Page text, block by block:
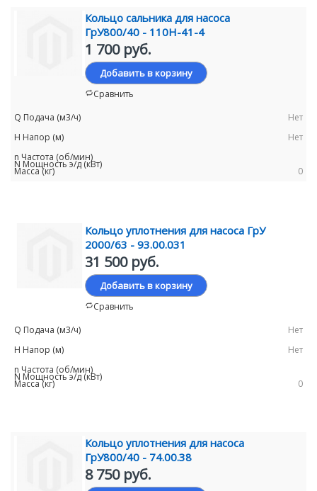
Кольцо сальника для насоса
ГрУ800/40 - 110Н-41-4
1 700 руб.
Добавить в корзину
Сравнить
Нет
Нет
0
Кольцо уплотнения для насоса ГрУ
2000/63 - 93.00.031
31 500 руб.
Добавить в корзину
Сравнить
Нет
Нет
0
Кольцо уплотнения для насоса
ГрУ800/40 - 74.00.38
8 750 руб.